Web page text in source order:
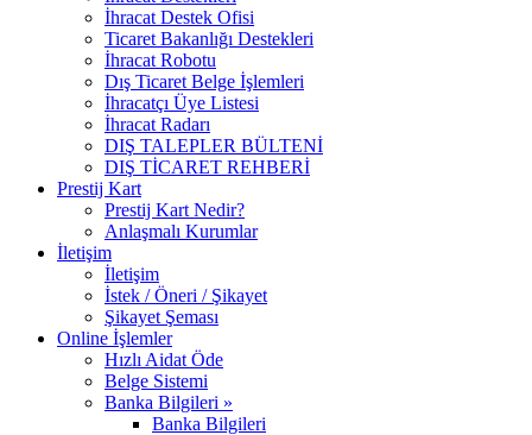
İhracat Destek Ofisi
Ticaret Bakanlığı Destekleri
İhracat Robotu
Dış Ticaret Belge İşlemleri
İhracatçı Üye Listesi
İhracat Radarı
DIŞ TALEPLER BÜLTENİ
DIŞ TİCARET REHBERİ
Prestij Kart
Prestij Kart Nedir?
Anlaşmalı Kurumlar
İletişim
İletişim
İstek / Öneri / Şikayet
Şikayet Şeması
Online İşlemler
Hızlı Aidat Öde
Belge Sistemi
Banka Bilgileri »
Banka Bilgileri